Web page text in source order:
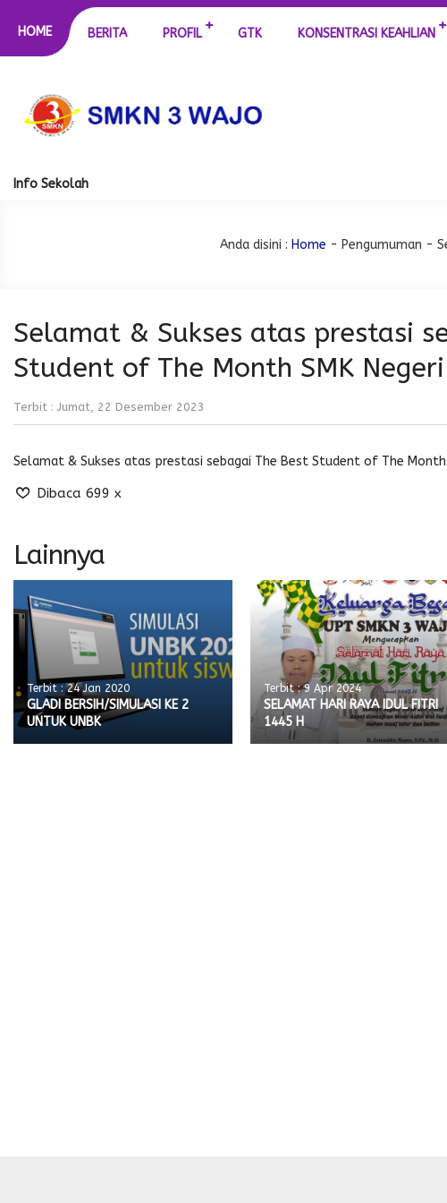
HOME BERITA PROFIL GTK KONSENTRASI KEAHLIAN
Info Sekolah
Anda disini : Home - Pengumuman -
Selamat & Sukses atas prestasi
Student of The Month SMK
Terbit : Jumat, 22 Desember 2023
Selamat & Sukses atas prestasi sebagai The Best Student of The Month
Dibaca 699 x
Lainnya
Terbit : 24 Jan 2020
GLADI BERSIH/SIMULASI KE 2
UNTUK UNBK
Terbit : 9 Apr 2024
SELAMAT HARI RAYA IDUL FITRI
1445 H